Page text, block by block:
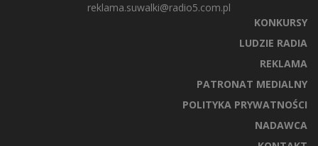
reklama.suwalki@radio5.com.pl
KONKURSY
LUDZIE RADIA
REKLAMA
PATRONAT MEDIALNY
POLITYKA PRYWATNOŚCI
NADAWCA